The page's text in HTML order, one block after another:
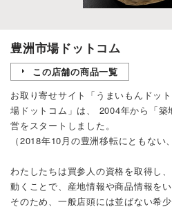
豊洲市場ドットコム
この店舗の商品一覧
お取り寄せサイト「 うまいもんドッ
場ドットコム 」は、 2004年から「
営をスタートしました。
（2018年10月の豊洲移転にともない
わたしたちは買参人の資格を取得し
動くことで、産地情報や商品情報を
そのため、一般店頭には並ばない希